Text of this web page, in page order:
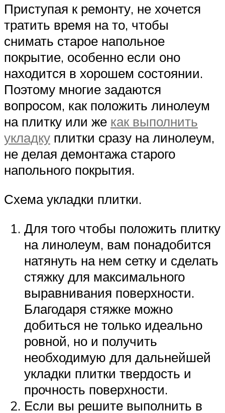
Приступая к ремонту, не хочется
тратить время на то, чтобы
снимать старое напольное
покрытие, особенно если оно
находится в хорошем состоянии.
Поэтому многие задаются
вопросом, как положить линолеум
на плитку или же как выполнить
укладку плитки сразу на линолеум,
не делая демонтажа старого
напольного покрытия.
Схема укладки плитки.
Для того чтобы положить плитку
на линолеум, вам понадобится
натянуть на нем сетку и сделать
стяжку для максимального
выравнивания поверхности.
Благодаря стяжке можно
добиться не только идеально
ровной, но и получить
необходимую для дальнейшей
укладки плитки твердость и
прочность поверхности.
Если вы решите выполнить в